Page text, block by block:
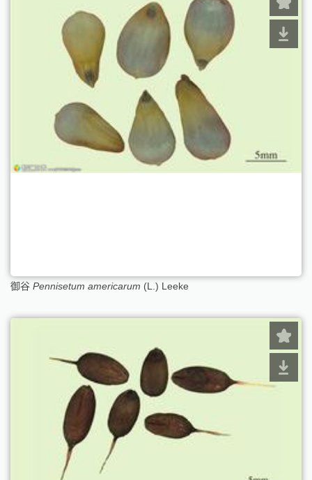
御谷 Pennisetum americarum (L.) Leeke